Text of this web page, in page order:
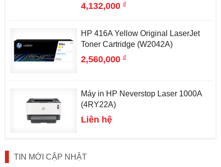
4,132,000đ
HP 416A Yellow Original LaserJet
Toner Cartridge (W2042A)
2,560,000đ
Máy in HP Neverstop Laser 1000A
(4RY22A)
Liên hệ
TIN MỚI CẬP NHẬT